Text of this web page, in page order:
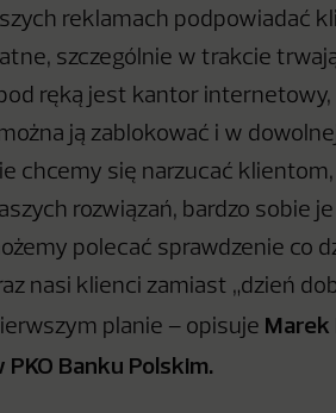
reklamach podpowiadać
szczególnie w trakcie
ręką jest kantor internetowy,
ją zablokować i w
chcemy się narzucać
rozwiązań, bardzo sobie
polecać sprawdzenie co
nasi klienci zamiast „dzień
planie – opisuje
Banku Polskim.